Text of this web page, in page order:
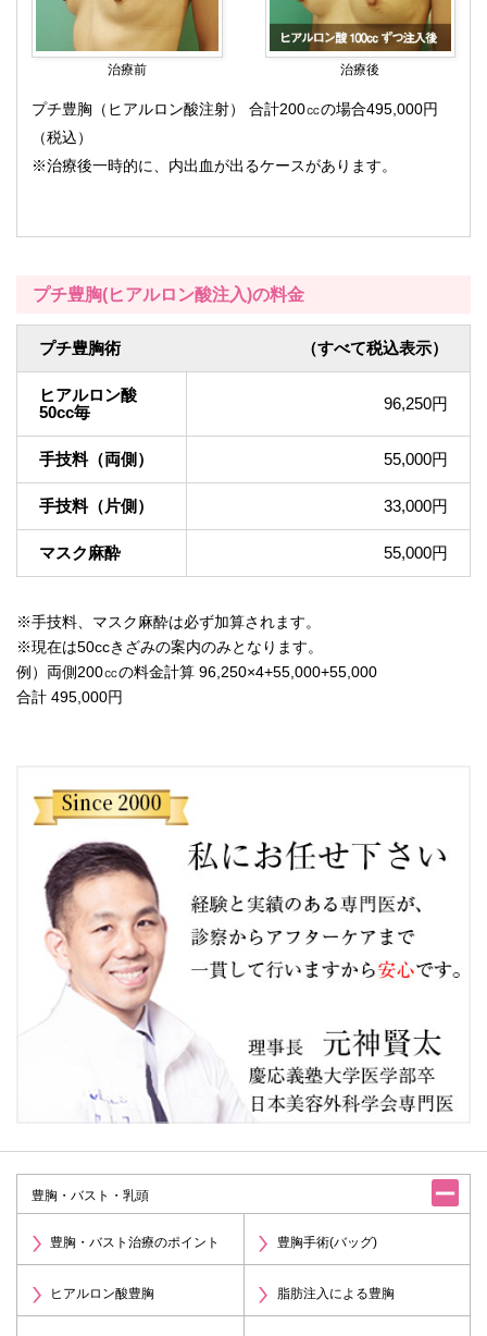
治療前 治療後
プチ豊胸（ヒアルロン酸注射） 合計200㏄の場合495,000円
（税込）
※治療後一時的に、内出血が出るケースがあります。
プチ豊胸(ヒアルロン酸注入)の料金
プチ豊胸術 （すべて税込表示）
ヒアルロン酸
50cc毎
96,250円
手技料（両側） 55,000円
手技料（片側） 33,000円
マスク麻酔 55,000円
※手技料、マスク麻酔は必ず加算されます。
※現在は50ccきざみの案内のみとなります。
例）両側200㏄の料金計算 96,250×4+55,000+55,000
合計 495,000円
豊胸・バスト・乳頭
豊胸・バスト治療のポイント 豊胸手術(バッグ)
ヒアルロン酸豊胸 脂肪注入による豊胸